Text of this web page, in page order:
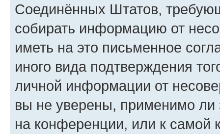
Соединённых Штатов,
собирать информацию от
иметь на это письменное
иного вида подтверждения
личной информации от
вы не уверены, применимо ли
на конференции, или к самой